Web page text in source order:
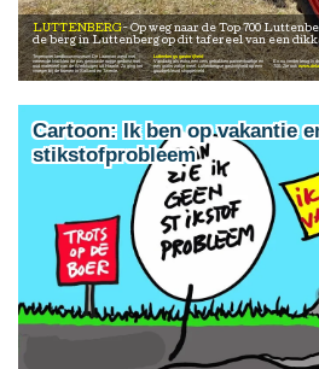
LUTTENBERG Op weg naar de Top 700 Luttenberg stuitten we bij toeval boven op
de berg in Luttenberg op dit tafereel van een
Tegenover landbouwmuseum De Laarman werd met
vereende krachten de pas gemaaide rogge gedorst met
oud materieel van de Werktuigen uit Haarle. Zo ging het
vroeger bij de boeren in Salland en Twente.
Luttenbergs gastvrijheid
Vandaag als extra een vers gebakken pannenkoekje en
een gratis zakje meel. Luttenbergse gastvrijheid op een
goudgekleurd stoppelveld .
En nu verder terug in
700. Zie ook
Cartoon: Ik ben op vakantie
stikstofprobleem